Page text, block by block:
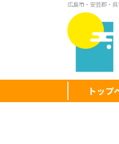
広島市・安芸郡・
トップ